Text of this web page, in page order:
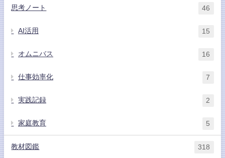
思考ノート 46
AI活用 15
オムニバス 16
仕事効率化 7
実践記録 2
家庭教育 5
教材図鑑 318